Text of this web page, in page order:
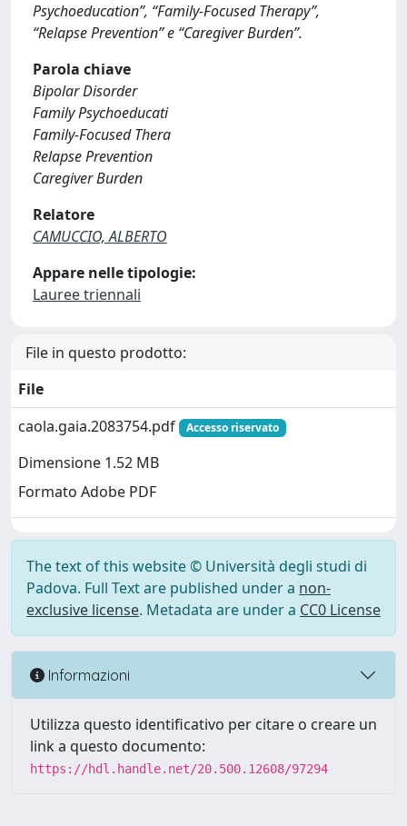
Psychoeducation”, “Family-Focused Therapy”,
“Relapse Prevention” e “Caregiver Burden”.
Parola chiave
Bipolar Disorder
Family Psychoeducati
Family-Focused Thera
Relapse Prevention
Caregiver Burden
Relatore
CAMUCCIO, ALBERTO
Appare nelle tipologie:
Lauree triennali
File in questo prodotto:
File
caola.gaia.2083754.pdf
Accesso riservato
Dimensione 1.52 MB
Formato Adobe PDF
The text of this website © Università degli studi di
Padova. Full Text are published under a non-
exclusive license. Metadata are under a CC0 License
Informazioni
Utilizza questo identificativo per citare o creare un
link a questo documento:
https://hdl.handle.net/20.500.12608/97294